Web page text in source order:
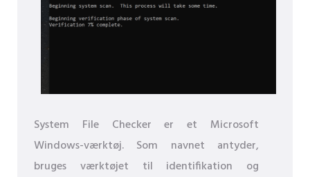
System File Checker er et Microsoft
Windows-værktøj. Som navnet antyder,
bruges værktøjet til identifikation og